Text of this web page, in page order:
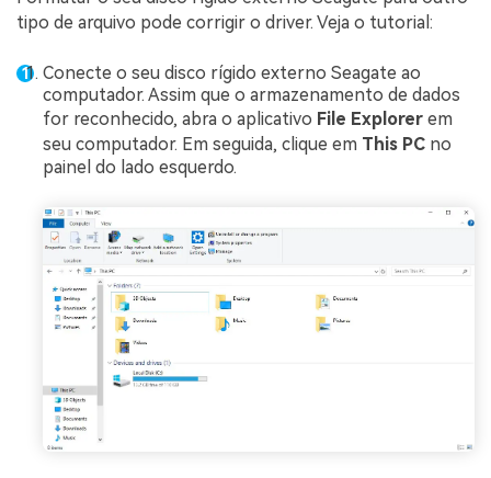
tipo de arquivo pode corrigir o driver. Veja o tutorial:
Conecte o seu disco rígido externo Seagate ao
computador. Assim que o armazenamento de dados
for reconhecido, abra o aplicativo File Explorer em
seu computador. Em seguida, clique em This PC no
painel do lado esquerdo.